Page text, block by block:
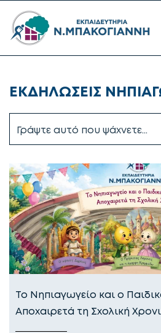
ΕΚΔΗΛΩΣΕΙΣ
Το Νηπιαγωγείο και ο
Αποχαιρετά τη Σχολική